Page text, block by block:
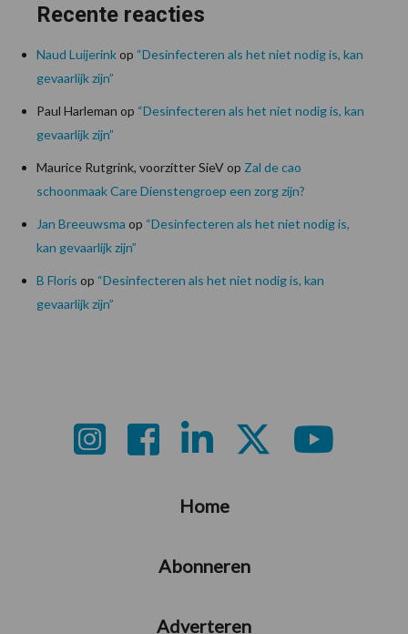
Recente reacties
Naud Luijerinkop “Desinfecteren als het niet nodig is, kan
gevaarlijk zijn”
Paul Harleman op “Desinfecteren als het niet nodig is, kan
gevaarlijk zijn”
Maurice Rutgrink, voorzitter SieVop Zal de cao
schoonmaak Care Dienstengroep een zorg zijn?
Jan Breeuwsma op “Desinfecteren als het niet nodig is,
kan gevaarlijk zijn”
B Floris op “Desinfecteren als het niet nodig is, kan
gevaarlijk zijn”
Footer
Home
Abonneren
Adverteren